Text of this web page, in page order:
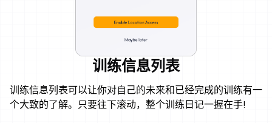
训练信息列表
训练信息列表可以让你对自己的未来和已经完成的训练有一
个大致的了解。只要往下滚动，整个训练日记一握在手!